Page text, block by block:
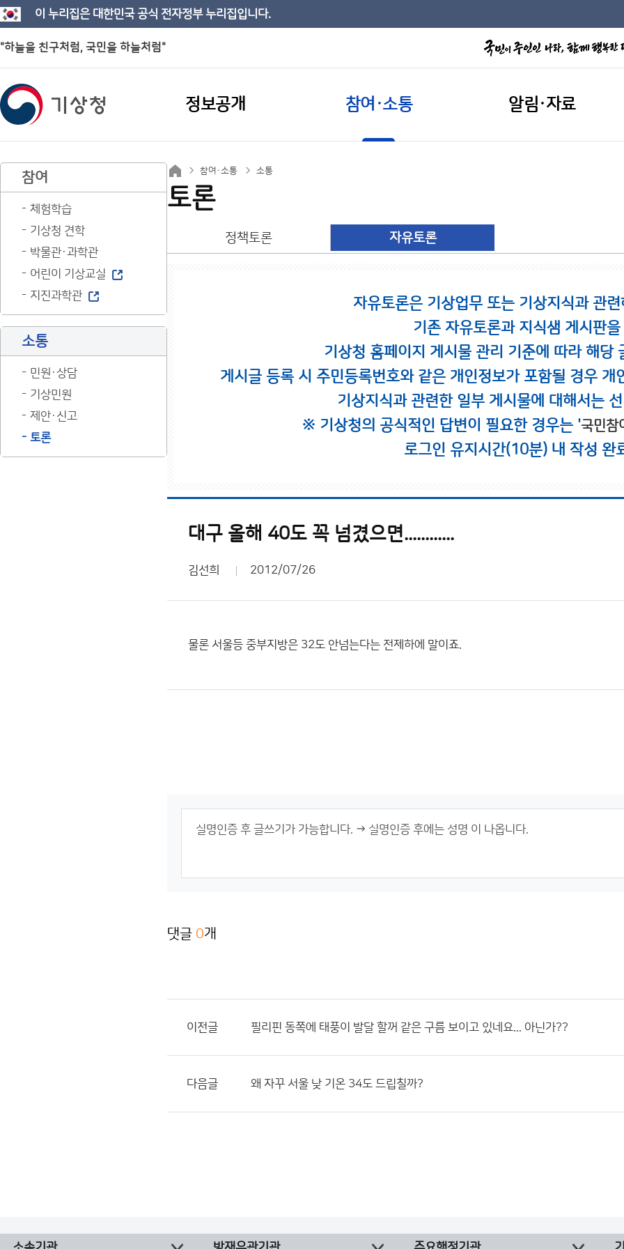
이 누리집은 대한민국 공식 전자정부 누리집입니다.
"하늘을 친구처럼, 국민을 하늘처럼"
정보공개 참여·소통 알림·자료
참여
체험학습
기상청 견학
박물관·과학관
어린이 기상교실
지진과학관
소통
민원·상담
기상민원
제안·신고
토론
참여·소통 소통
토론
정책토론 자유토론
자유토론은 기상업무 또는 기상지식과 관
기존 자유토론과 지식샘 게시판
기상청 홈페이지 게시물 관리 기준에 따라 해당
게시글 등록 시 주민등록번호와 같은 개인정보가 포함될 경우
기상지식과 관련한 일부 게시물에 대해서는
※ 기상청의 공식적인 답변이 필요한 경우는 '국민참
로그인 유지시간(10분) 내 작성 완
대구 올해 40도 꼭 넘겼으면............
김선희 2012/07/26
물론 서울등 중부지방은 32도 안넘는다는 전제하에 말이죠.
댓글 0개
이전글 필리핀 동쪽에 태풍이 발달 할꺼 같은 구름 보이고 있네요... 아닌가??
다음글 왜 자꾸 서울 낮 기온 34도 드립칠까?